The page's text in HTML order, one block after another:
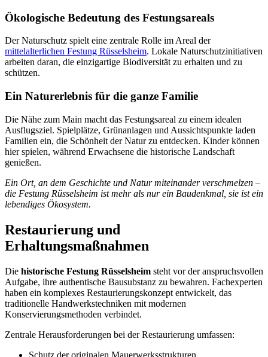
Ökologische Bedeutung des Festungsareals
Der Naturschutz spielt eine zentrale Rolle im Areal der
mittelalterlichen Festung Rüsselsheim. Lokale Naturschutzinitiativen
arbeiten daran, die einzigartige Biodiversität zu erhalten und zu
schützen.
Ein Naturerlebnis für die ganze Familie
Die Nähe zum Main macht das Festungsareal zu einem idealen
Ausflugsziel. Spielplätze, Grünanlagen und Aussichtspunkte laden
Familien ein, die Schönheit der Natur zu entdecken. Kinder können
hier spielen, während Erwachsene die historische Landschaft
genießen.
Ein Ort, an dem Geschichte und Natur miteinander verschmelzen –
die Festung Rüsselsheim ist mehr als nur ein Baudenkmal, sie ist ein
lebendiges Ökosystem.
Restaurierung und
Erhaltungsmaßnahmen
Die historische Festung Rüsselsheim steht vor der anspruchsvollen
Aufgabe, ihre authentische Bausubstanz zu bewahren. Fachexperten
haben ein komplexes Restaurierungskonzept entwickelt, das
traditionelle Handwerkstechniken mit modernen
Konservierungsmethoden verbindet.
Zentrale Herausforderungen bei der Restaurierung umfassen:
Schutz der originalen Mauerwerksstrukturen